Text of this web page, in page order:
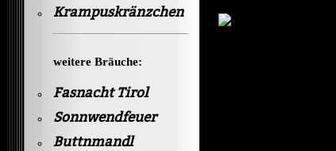
Krampuskränzchen
weitere Bräuche:
Fasnacht Tirol
Sonnwendfeuer
Buttnmandl